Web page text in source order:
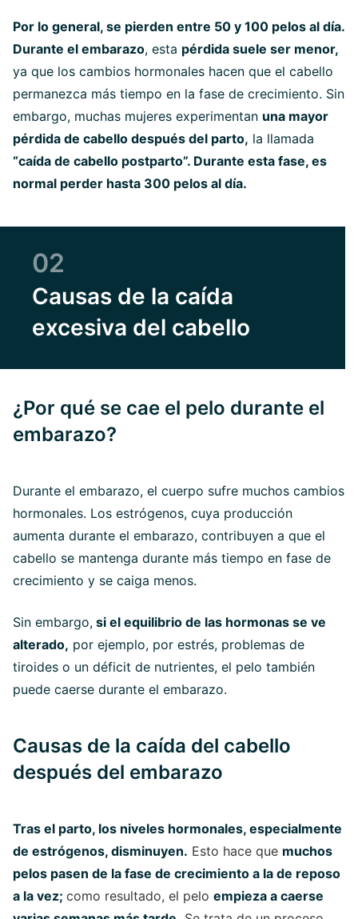
Por lo general, se pierden entre 50 y 100 pelos al día.
Durante el embarazo, esta pérdida suele ser menor,
ya que los cambios hormonales hacen que el cabello
permanezca más tiempo en la fase de crecimiento. Sin
embargo, muchas mujeres experimentan una mayor
pérdida de cabello después del parto, la llamada
“caída de cabello postparto”. Durante esta fase, es
normal perder hasta 300 pelos al día.
02
Causas de la caída
excesiva del cabello
¿Por qué se cae el pelo durante el
embarazo?
Durante el embarazo, el cuerpo sufre muchos cambios
hormonales. Los estrógenos, cuya producción
aumenta durante el embarazo, contribuyen a que el
cabello se mantenga durante más tiempo en fase de
crecimiento y se caiga menos.
Sin embargo, si el equilibrio de las hormonas se ve
alterado, por ejemplo, por estrés, problemas de
tiroides o un déficit de nutrientes, el pelo también
puede caerse durante el embarazo.
Causas de la caída del cabello
después del embarazo
Tras el parto, los niveles hormonales, especialmente
de estrógenos, disminuyen. Esto hace que muchos
pelos pasen de la fase de crecimiento a la de reposo
a la vez; como resultado, el pelo empieza a caerse